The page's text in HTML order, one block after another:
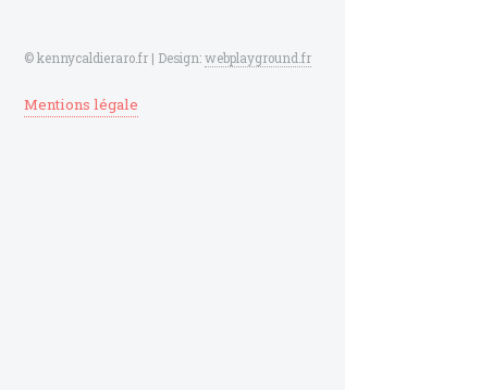
© kennycaldieraro.fr | Design: webplayground.fr
Mentions légale